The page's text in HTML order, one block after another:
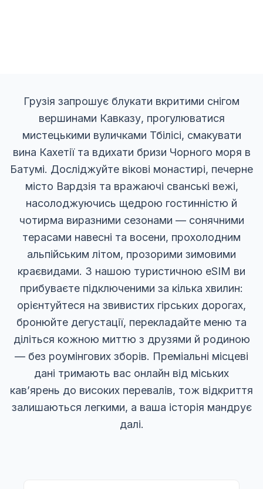
Грузія запрошує блукати вкритими снігом
вершинами Кавказу, прогулюватися
мистецькими вуличками Тбілісі, смакувати
вина Кахетії та вдихати бризи Чорного моря в
Батумі. Досліджуйте вікові монастирі, печерне
місто Вардзія та вражаючі сванські вежі,
насолоджуючись щедрою гостинністю й
чотирма виразними сезонами — сонячними
терасами навесні та восени, прохолодним
альпійським літом, прозорими зимовими
краєвидами. З нашою туристичною eSIM ви
прибуваєте підключеними за кілька хвилин:
орієнтуйтеся на звивистих гірських дорогах,
бронюйте дегустації, перекладайте меню та
діліться кожною миттю з друзями й родиною
— без роумінгових зборів. Преміальні місцеві
дані тримають вас онлайн від міських
кав’ярень до високих перевалів, тож відкриття
залишаються легкими, а ваша історія мандрує
далі.